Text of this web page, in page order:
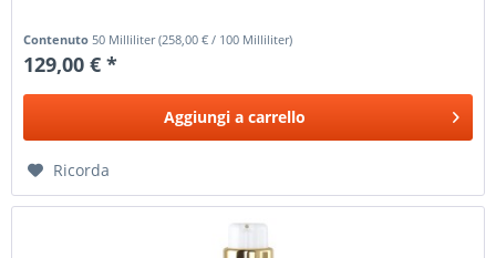
Contenuto50 Milliliter(258,00 € / 100 Milliliter)
129,00 € *
Aggiungi a carrello
Ricorda